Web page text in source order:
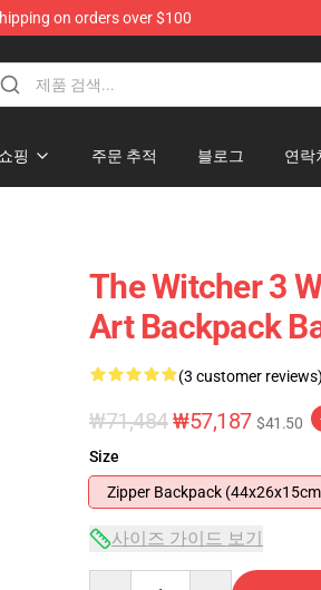
on orders over $100
핑 주문 추적 블로그 연락
The Witcher 3
Art Backpack
(3 customer
₩71,484₩57,187 $41.50
Size
Zipper Backpack
사이즈 가이드 보기